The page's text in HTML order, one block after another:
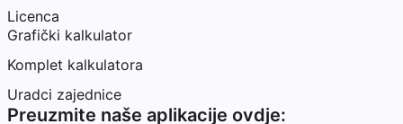
Licenca
Grafički kalkulator
Komplet kalkulatora
Uradci zajednice
Preuzmite naše aplikacije ovdje: